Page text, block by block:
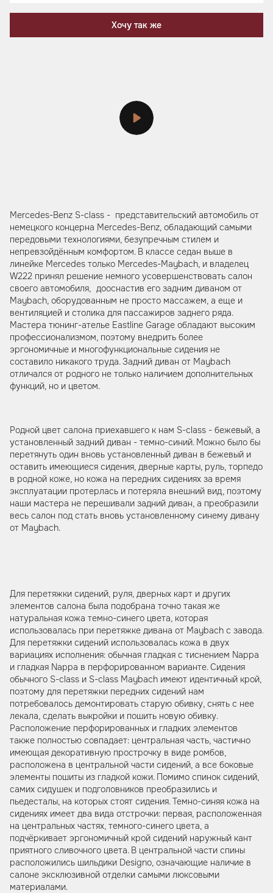
Хочу так же
Mercedes-Benz S-class - представительский автомобиль от
немецкого концерна Mercedes-Benz, обладающий самыми
передовыми технологиями, безупречным стилем и
непревзойдённым комфортом. В классе седан выше в
линейке Mercedes только Mercedes-Maybach, и владелец
W222 принял решение немного усовершенствовать салон
своего автомобиля, дооснастив его задним диваном от
Maybach, оборудованным не просто массажем, а еще и
вентиляцией и столика для пассажиров заднего ряда.
Мастера тюнинг-ателье Eastline Garage обладают высоким
профессионализмом, поэтому внедрить более
эргономичные и многофункциональные сидения не
составило никакого труда. Задний диван от Maybach
отличался от родного не только наличием дополнительных
функций, но и цветом.
Родной цвет салона приехавшего к нам S-class - бежевый, а
установленный задний диван - темно-синий. Можно было бы
перетянуть один вновь установленный диван в бежевый и
оставить имеющиеся сидения, дверные карты, руль, торпедо
в родной коже, но кожа на передних сидениях за время
эксплуатации протерлась и потеряла внешний вид, поэтому
наши мастера не перешивали задний диван, а преобразили
весь салон под стать вновь установленному синему дивану
от Maybach.
Для перетяжки сидений, руля, дверных карт и других
элементов салона была подобрана точно такая же
натуральная кожа темно-синего цвета, которая
использовалась при перетяжке дивана от Maybach с завода.
Для перетяжки сидений использовалась кожа в двух
вариациях исполнения: обычная гладкая с тиснением Nappa
и гладкая Nappa в перфорированном варианте. Сидения
обычного S-class и S-class Maybach имеют идентичный крой,
поэтому для перетяжки передних сидений нам
потребовалось демонтировать старую обивку, снять с нее
лекала, сделать выкройки и пошить новую обивку.
Расположение перфорированных и гладких элементов
также полностью совпадает: центральная часть, частично
имеющая декоративную прострочку в виде ромбов,
расположена в центральной части сидений, а все боковые
элементы пошиты из гладкой кожи. Помимо спинок сидений,
самих сидушек и подголовников преобразились и
пьедесталы, на которых стоят сидения. Темно-синяя кожа на
сидениях имеет два вида отстрочки: первая, расположенная
на центральных частях, темного-синего цвета, а
подчёркивает эргономичный крой сидений наружный кант
приятного сливочного цвета. В центральной части спины
расположились шильдики Designo, означающие наличие в
салоне эксклюзивной отделки самыми люксовыми
материалами.